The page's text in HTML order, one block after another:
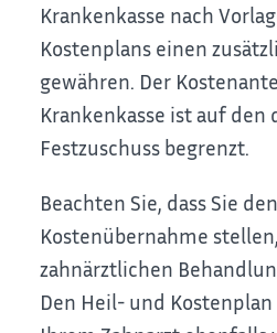
Krankenkasse nach
Kostenplans einen
gewähren. Der
Krankenkasse ist auf den
Festzuschuss begrenzt.
Beachten Sie, dass Sie
Kostenübernahme
zahnärztlichen
Den Heil- und